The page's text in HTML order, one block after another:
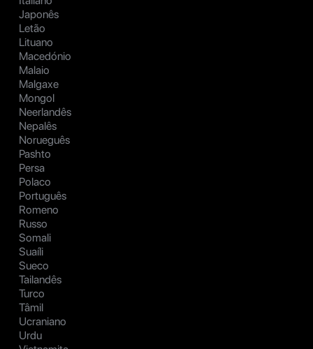
Japonês
Letão
Lituano
Macedónio
Malaio
Malgaxe
Mongol
Neerlandês
Nepalês
Norueguês
Pashto
Persa
Polaco
Português
Romeno
Russo
Somali
Suaíli
Sueco
Tailandês
Turco
Tâmil
Ucraniano
Urdu